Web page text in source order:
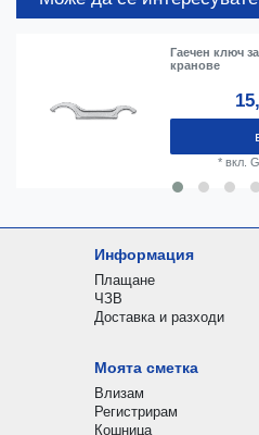
Гаечен ключ
кранове
* вкл.
Информация
Плащане
ЧЗВ
Доставка и разходи
Моята сметка
Влизам
Регистрирам
Кошница